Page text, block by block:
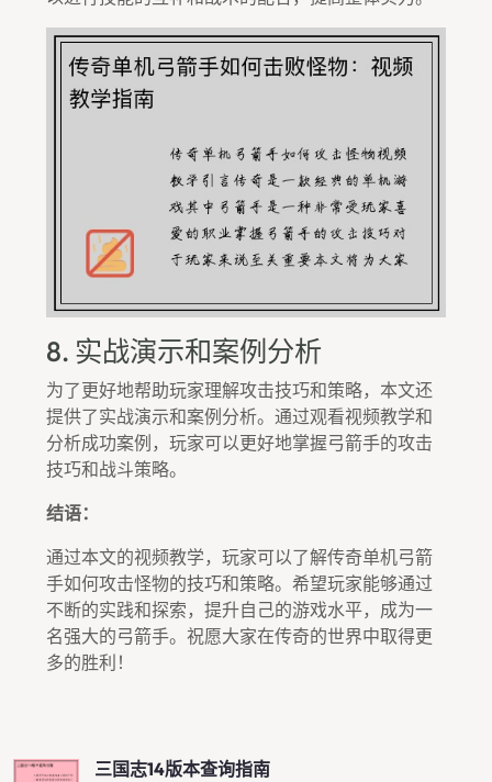
8. 实战演示和案例分析
为了更好地帮助玩家理解攻击技巧和策略，本文还
提供了实战演示和案例分析。通过观看视频教学和
分析成功案例，玩家可以更好地掌握弓箭手的攻击
技巧和战斗策略。
结语：
通过本文的视频教学，玩家可以了解传奇单机弓箭
手如何攻击怪物的技巧和策略。希望玩家能够通过
不断的实践和探索，提升自己的游戏水平，成为一
名强大的弓箭手。祝愿大家在传奇的世界中取得更
多的胜利！
三国志14版本查询指南